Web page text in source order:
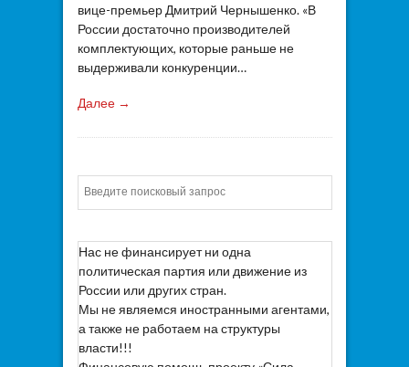
вице-премьер Дмитрий Чернышенко. «В
России достаточно производителей
комплектующих, которые раньше не
выдерживали конкуренции…
Далее →
Нас не финансирует ни одна
политическая партия или движение из
России или других стран.
Мы не являемся иностранными агентами,
а также не работаем на структуры
власти!!!